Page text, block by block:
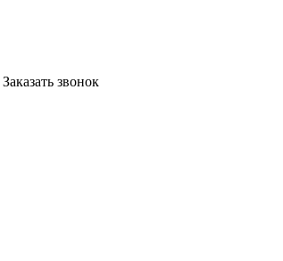
Заказать звонок